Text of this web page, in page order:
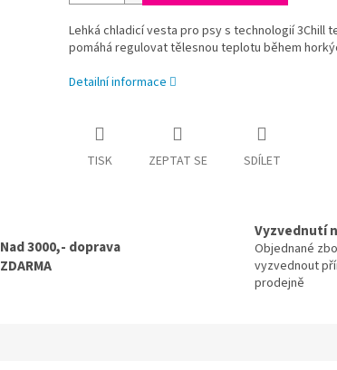
Lehká chladicí vesta pro psy s technologií 3Chill
pomáhá regulovat tělesnou teplotu během
Detailní informace
TISK ZEPTAT SE SDÍLET
Nad 3000,- doprava
ZDARMA
Vyzvednutí
Objednané
vyzvednout
prodejně